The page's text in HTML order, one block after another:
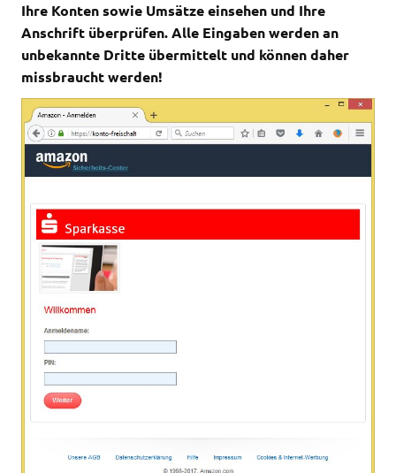
Ihre Konten sowie Umsätze einsehen und Ihre
Anschrift überprüfen. Alle Eingaben werden an
unbekannte Dritte übermittelt und können daher
missbraucht werden!